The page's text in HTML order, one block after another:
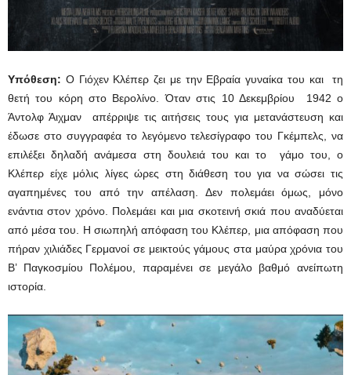
Υπόθεση: Ο Γιόχεν Κλέπερ ζει με την Εβραία γυναίκα του και τη
θετή του κόρη στο Βερολίνο. Όταν στις 10 Δεκεμβρίου 1942 ο
Άντολφ Άιχμαν απέρριψε τις αιτήσεις τους για μετανάστευση και
έδωσε στο συγγραφέα το λεγόμενο τελεσίγραφο του Γκέμπελς, να
επιλέξει δηλαδή ανάμεσα στη δουλειά του και το γάμο του, ο
Κλέπερ είχε μόλις λίγες ώρες στη διάθεση του για να σώσει τις
αγαπημένες του από την απέλαση. Δεν πολεμάει όμως, μόνο
ενάντια στον χρόνο. Πολεμάει και μια σκοτεινή σκιά που αναδύεται
από μέσα του. Η σιωπηλή απόφαση του Κλέπερ, μια απόφαση που
πήραν χιλιάδες Γερμανοί σε μεικτούς γάμους στα μαύρα χρόνια του
Β’ Παγκοσμίου Πολέμου, παραμένει σε μεγάλο βαθμό ανείπωτη
ιστορία.